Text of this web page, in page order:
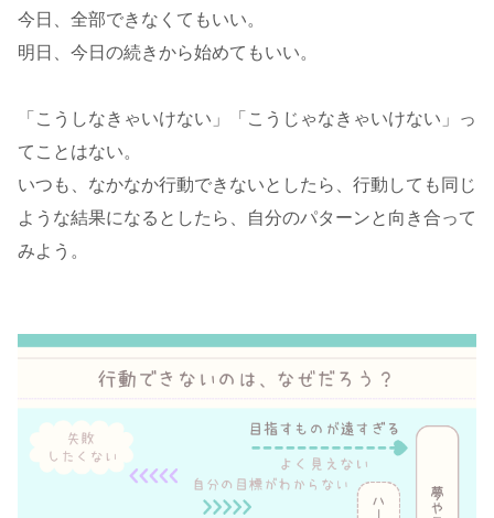
今日、全部できなくてもいい。
明日、今日の続きから始めてもいい。
「こうしなきゃいけない」「こうじゃなきゃいけない」っ
てことはない。
いつも、なかなか行動できないとしたら、行動しても同じ
ような結果になるとしたら、自分のパターンと向き合って
みよう。